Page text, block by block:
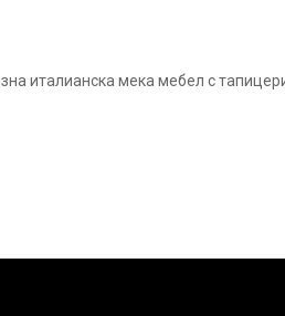
италианска мека мебел с